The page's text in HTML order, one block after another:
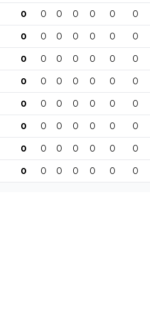
0 0 0 0 0 0 0
0 0 0 0 0 0 0
0 0 0 0 0 0 0
0 0 0 0 0 0 0
0 0 0 0 0 0 0
0 0 0 0 0 0 0
0 0 0 0 0 0 0
0 0 0 0 0 0 0